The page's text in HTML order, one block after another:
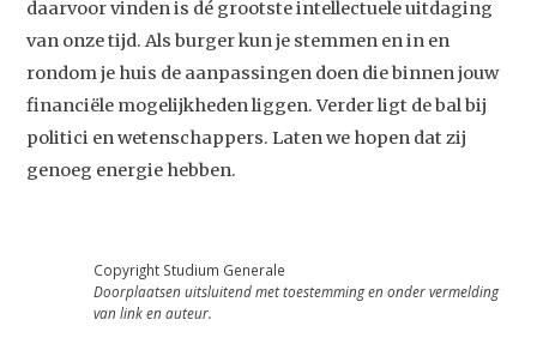
daarvoor vinden is dé grootste intellectuele uitdaging
van onze tijd. Als burger kun je stemmen en in en
rondom je huis de aanpassingen doen die binnen jouw
financiële mogelijkheden liggen. Verder ligt de bal bij
politici en wetenschappers. Laten we hopen dat zij
genoeg energie hebben.
Copyright Studium Generale
Doorplaatsen uitsluitend met toestemming en onder vermelding
van link en auteur.